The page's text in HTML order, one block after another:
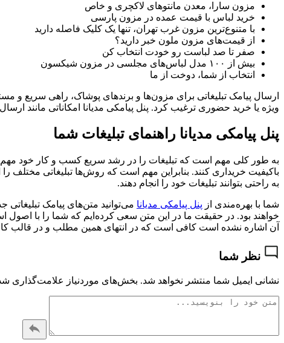
مزون سارا، معدن مانتوهای لاکچری و خاص
خرید لباس با قیمت عمده در مزون پارسی
با متنوع‌ترین مزون غرب تهران، تنها یک کلیک فاصله دارید
از قیمت‌های مزون ملون خبر دارید؟
صفر تا صد لباست رو خودت انتخاب کن
بیش از ۱۰۰ مدل لباس‌های مجلسی در مزون شیکسون
انتخاب از شما، دوخت از ما
ارسال پیامک تبلیغاتی برای مزون‌ها و برندهای پوشاک، راهی سریع و
ویژه یا خرید حضوری ترغیب کرد. پنل پیامکی مدیانا امکاناتی مانند
پنل پیامکی مدیانا راهنمای تبلیغات شما
به طور کلی مهم است که تبلیغات را در رشد سریع کسب و کار خود مهم
باکیفیت خریداری کنند. بنابراین مهم است که روش‌ها تبلیغاتی
به راحتی بتوانند تبلیغات خود را انجام دهند.
شما با بهره‌مندی از پنل پیامکی مدیانا می‌توانید متن‌های پیامک
خواهند بود. در حقیقت ما در این متن سعی کرده‌ایم که شما را با اصول
آن اشاره نشده است کافی است که در انتهای همین مطلب و در قالب
نظر شما
نشانی ایمیل شما منتشر نخواهد شد. بخش‌های موردنیاز علامت‌گذاری